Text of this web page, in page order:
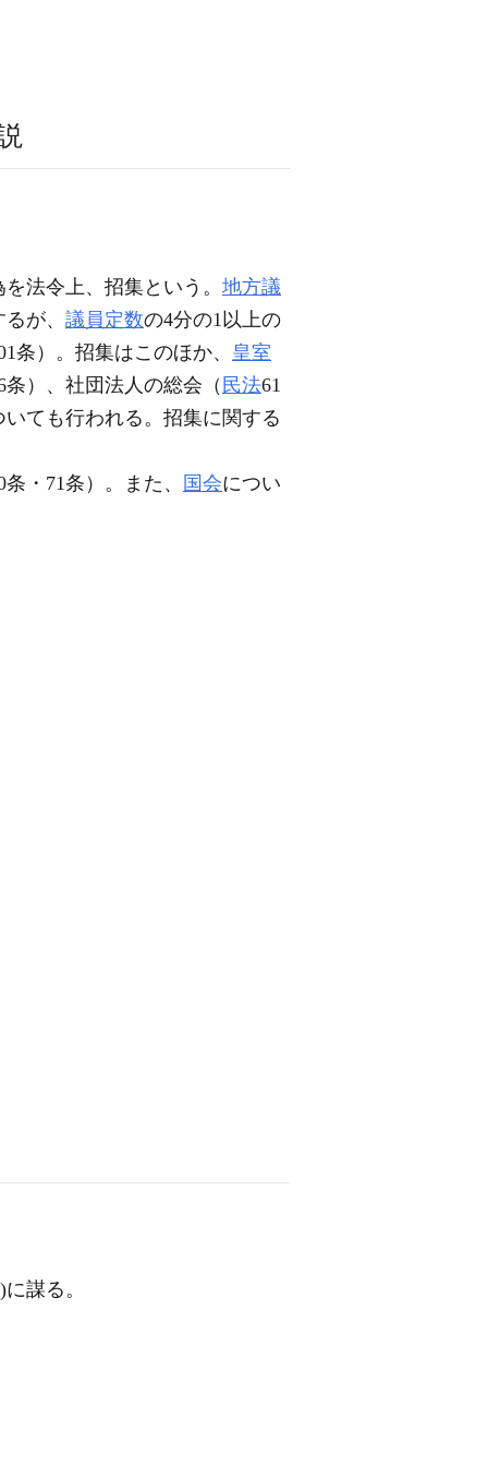
法令上、招集という。 地方議
が、 議員定数の4分の1以上の
）。招集はこのほか、 皇室
）、社団法人の総会（ 民法61
いても行われる。招集に関する
・71条）。また、 国会につい
謀る。